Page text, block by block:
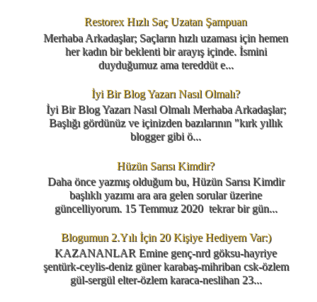
Restorex Hızlı Saç Uzatan Şampuan
Merhaba Arkadaşlar; Saçların hızlı uzaması için hemen
her kadın bir beklenti bir arayış içinde. İsmini
duyduğumuz ama tereddüt e...
İyi Bir Blog Yazarı Nasıl Olmalı?
İyi Bir Blog Yazarı Nasıl Olmalı Merhaba Arkadaşlar;
Başlığı gördünüz ve içinizden bazılarının "kırk yıllık
blogger gibi ö...
Hüzün Sarısı Kimdir?
Daha önce yazmış olduğum bu, Hüzün Sarısı Kimdir
başlıklı yazımı ara ara gelen sorular üzerine
güncelliyorum. 15 Temmuz 2020 tekrar bir gün...
Blogumun 2.Yılı İçin 20 Kişiye Hediyem Var:)
KAZANANLAR Emine genç-nrd göksu-hayriye
şentürk-ceylis-deniz güner karabaş-mihriban csk-özlem
gül-sergül elter-özlem karaca-neslihan 23...